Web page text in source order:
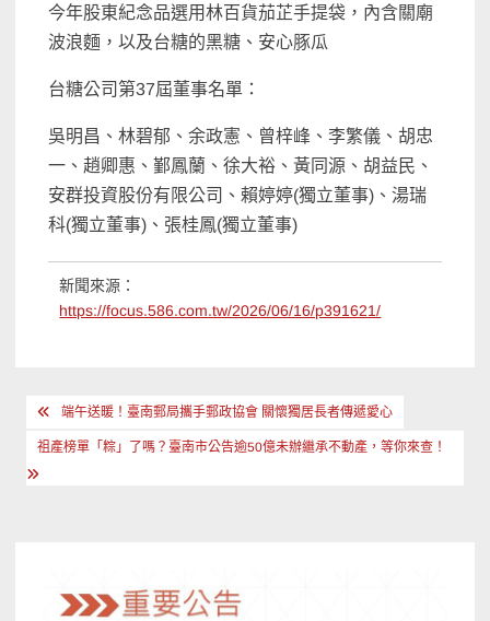
今年股東紀念品選用林百貨茄芷手提袋，內含關廟
波浪麵，以及台糖的黑糖、安心豚瓜
台糖公司第37屆董事名單：
吳明昌、林碧郁、余政憲、曾梓峰、李繁儀、胡忠
一、趙卿惠、鄞鳳蘭、徐大裕、黃同源、胡益民、
安群投資股份有限公司、賴婷婷(獨立董事)、湯瑞
科(獨立董事)、張桂鳳(獨立董事)
新聞來源：
https://focus.586.com.tw/2026/06/16/p391621/
文
章
導
端午送暖！臺南郵局攜手郵政協會 關懷獨居長者傳遞愛心
祖產榜單「粽」了嗎？臺南市公告逾50億未辦繼承不動產，等你來查！